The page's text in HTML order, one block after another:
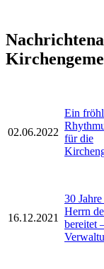
02.06.2022
Ein
für die
16.12.2021
30
Herrn
bereitet